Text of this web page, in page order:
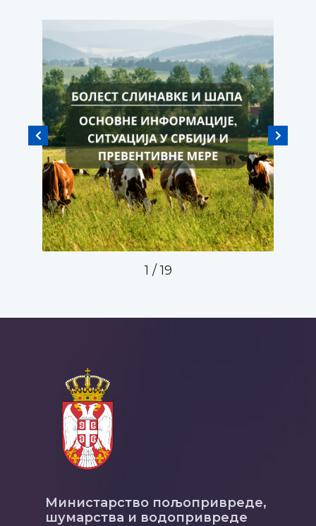
1 / 19
Министарство пољопривреде,
шумарства и водопривреде